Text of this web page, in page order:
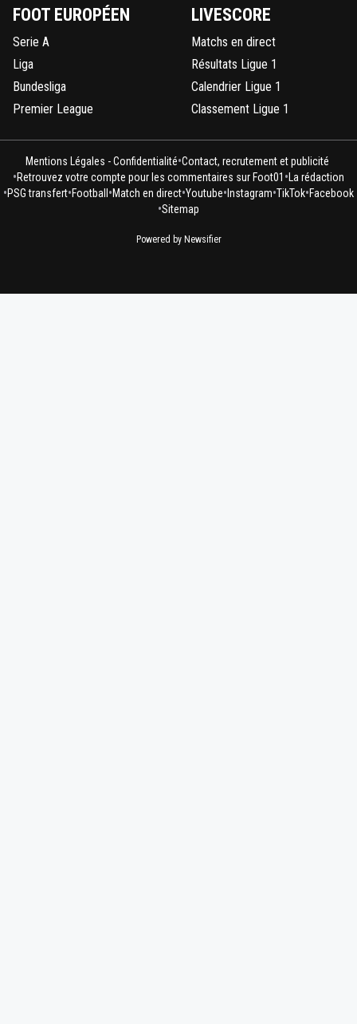
FOOT EUROPÉEN
Serie A
Liga
Bundesliga
Premier League
LIVESCORE
Matchs en direct
Résultats Ligue 1
Calendrier Ligue 1
Classement Ligue 1
Mentions Légales - Confidentialité•Contact, recrutement et publicité
•Retrouvez votre compte pour les commentaires sur Foot01 •La rédaction
•PSG transfert•Football •Match en direct•Youtube• Instagram•TikTok•Facebook
•Sitemap
Powered by Newsifier